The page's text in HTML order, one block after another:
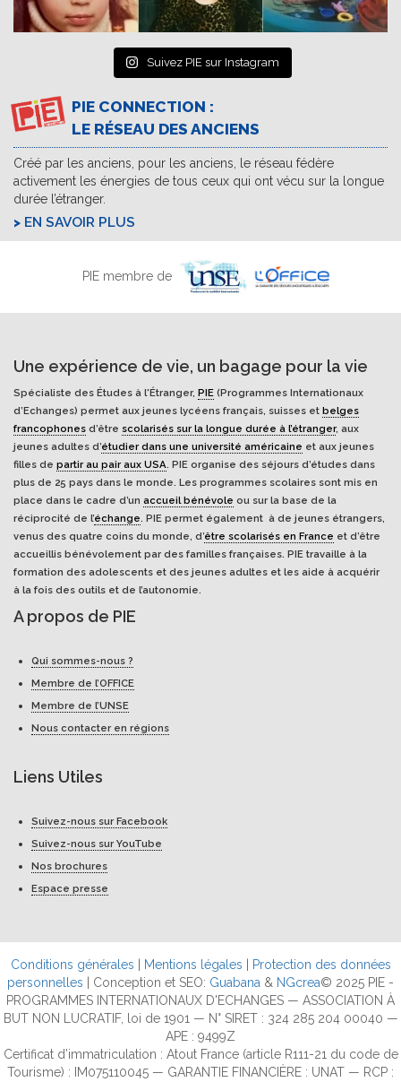
Suivez PIE sur Instagram
PIE CONNECTION :
LE RÉSEAU DES ANCIENS
Créé par les anciens, pour les anciens, le réseau fédère
activement les énergies de tous ceux qui ont vécu sur la longue
durée l’étranger.
EN SAVOIR PLUS
PIE membre de
Une expérience de vie, un bagage pour la vie
Spécialiste des Études à l'Étranger, PIE (Programmes Internationaux
d’Echanges) permet aux jeunes lycéens français, suisses et belges
francophones d’être scolarisés sur la longue durée à l’étranger, aux
jeunes adultes d’étudier dans une université américaine et aux jeunes
filles de partir au pair aux USA. PIE organise des séjours d’études dans
plus de 25 pays dans le monde. Les programmes scolaires sont mis en
place dans le cadre d’un accueil bénévole ou sur la base de la
réciprocité de l’échange. PIE permet également à de jeunes étrangers,
venus des quatre coins du monde, d’être scolarisés en France et d’être
accueillis bénévolement par des familles françaises. PIE travaille à la
formation des adolescents et des jeunes adultes et les aide à acquérir
à la fois des outils et de l’autonomie.
A propos de PIE
Qui sommes-nous ?
Membre de l’OFFICE
Membre de l’UNSE
Nous contacter en régions
Liens Utiles
Suivez-nous sur Facebook
Suivez-nous sur YouTube
Nos brochures
Espace presse
Conditions générales Mentions légales
Protection des données
personnelles | Conception et SEO: Guabana & NGcrea© 2025 PIE -
PROGRAMMES INTERNATIONAUX D'ECHANGES — ASSOCIATION À
BUT NON LUCRATIF, loi de 1901 — N° SIRET : 324 285 204 00040 —
APE : 9499Z
Certificat d’immatriculation : Atout France (article R111-21 du code de
Tourisme) : IM075110045 — GARANTIE FINANCIÈRE : UNAT — RCP :